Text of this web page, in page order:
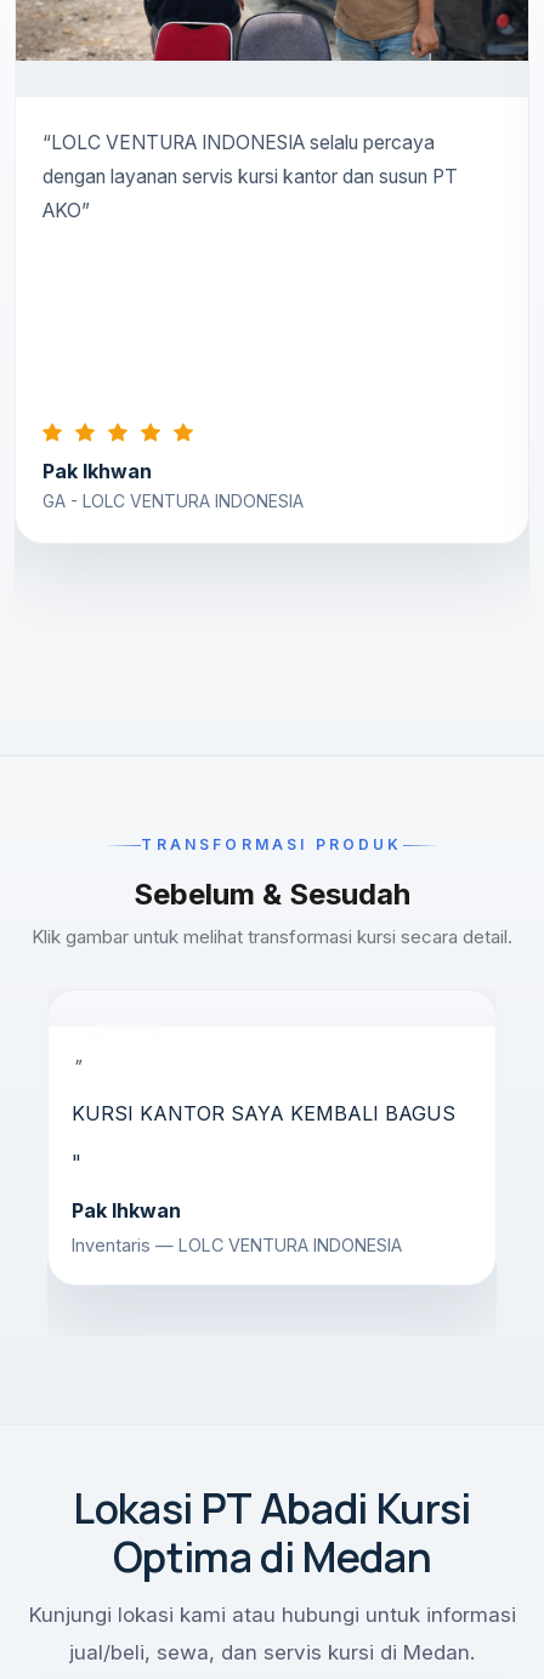
“LOLC VENTURA INDONESIA selalu percaya
dengan layanan servis kursi kantor dan susun PT
AKO”
Pak Ikhwan
GA - LOLC VENTURA INDONESIA
TRANSFORMASI PRODUK
Sebelum & Sesudah
Klik gambar untuk melihat transformasi kursi secara detail.
"
KURSI KANTOR SAYA KEMBALI BAGUS
"
Pak Ihkwan
Inventaris — LOLC VENTURA INDONESIA
Before After
Lokasi PT Abadi Kursi
Optima di Medan
Kunjungi lokasi kami atau hubungi untuk informasi
jual/beli, sewa, dan servis kursi di Medan.